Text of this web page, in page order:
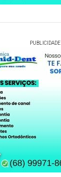
PUBLICIDADE